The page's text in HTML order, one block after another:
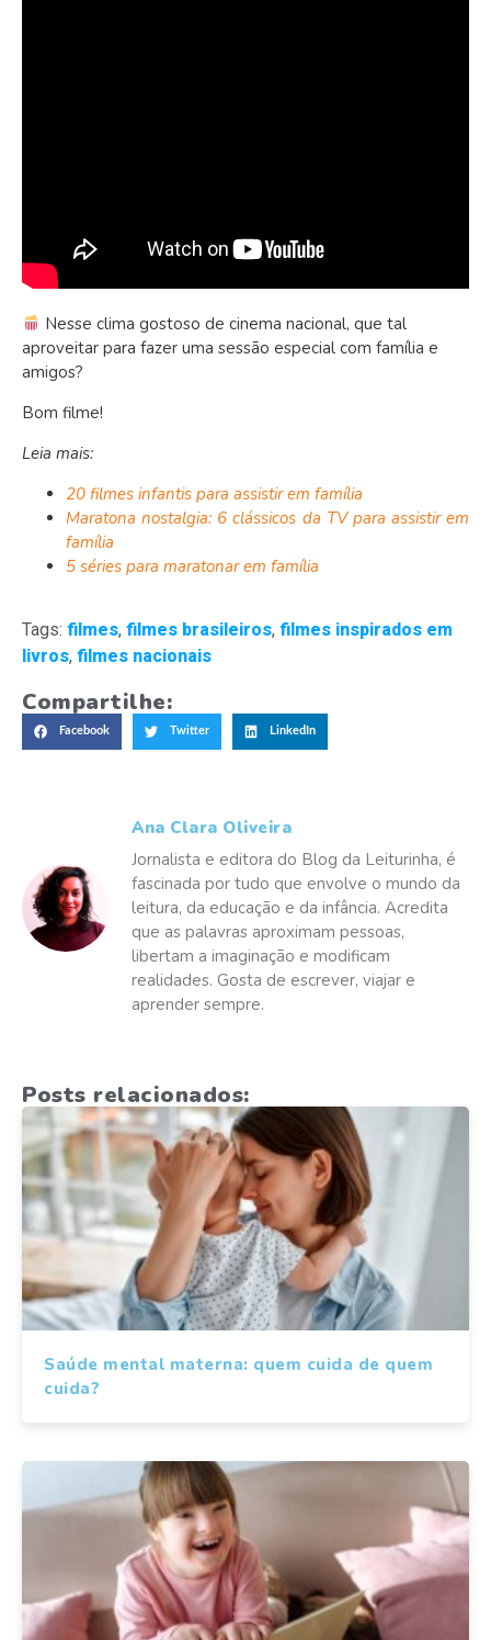
Nesse clima gostoso de cinema nacional, que tal
aproveitar para fazer uma sessão especial com família e
amigos?
Bom filme!
Leia mais:
20 filmes infantis para assistir em família
Maratona nostalgia: 6 clássicos da TV para assistir em
família
5 séries para maratonar em família
Tags: filmes, filmes brasileiros, filmes inspirados em
livros, filmes nacionais
Compartilhe:
Facebook Twitter LinkedIn
Ana Clara Oliveira
Jornalista e editora do Blog da Leiturinha, é
fascinada por tudo que envolve o mundo da
leitura, da educação e da infância. Acredita
que as palavras aproximam pessoas,
libertam a imaginação e modificam
realidades. Gosta de escrever, viajar e
aprender sempre.
Posts relacionados:
Saúde mental materna: quem cuida de quem
cuida?